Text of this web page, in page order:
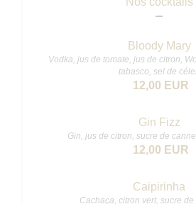
Bloody Mary
Vodka, jus de tomate, jus de citron,
tabasco, sel de
12,00 EUR
Gin Fizz
Gin, jus de citron, sucre de
12,00 EUR
Caipirinha
Cachaça, citron vert, sucre